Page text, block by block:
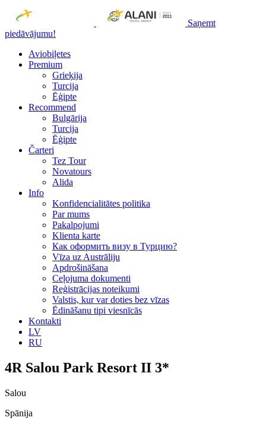
Saņemt
piedāvājumu!
Aviobiļetes
Premium
Grieķija
Turcija
Ēģipte
Recommend
Bulgārija
Turcija
Ēģipte
Čarteri
Tez Tour
Novatours
Alida
Info
Konfidencialitātes politika
Par mums
Рakalpojumi
Klienta karte
Как оформить визу в Турцию?
Vīza uz Austrāliju
Apdrošināšana
Ceļojuma dokumenti
Reģistrācijas noteikumi
Valstis, kur var doties bez vīzas
Ēdināšanu tipi viesnīcās
Kontakti
LV
RU
4R Salou Park Resort II 3*
Salou
Spānija